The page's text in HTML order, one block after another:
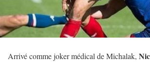
Arrivé comme joker médical de Michalak,